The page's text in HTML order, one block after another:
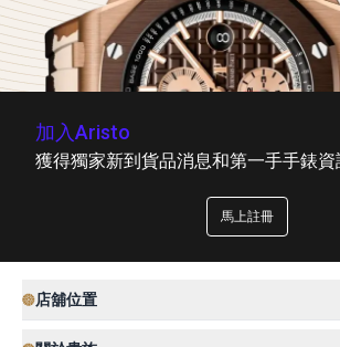
加入Aristo
獲得獨家新到貨品消息和第一手手錶資
馬上註冊
店舖位置